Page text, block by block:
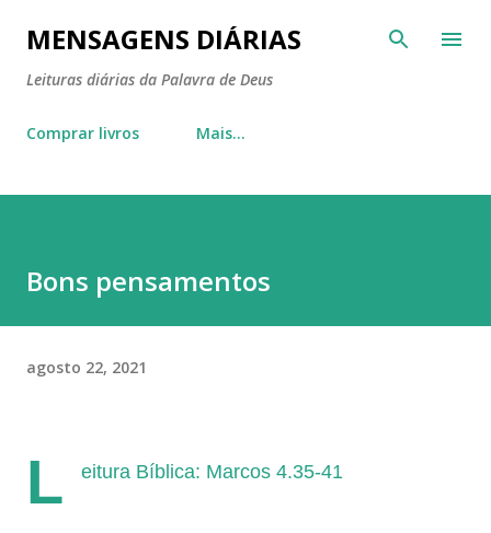
Pular para o conteúdo principal
MENSAGENS DIÁRIAS
Leituras diárias da Palavra de Deus
Comprar livros Mais…
Bons pensamentos
agosto 22, 2021
L eitura Bíblica: Marcos 4.35-41